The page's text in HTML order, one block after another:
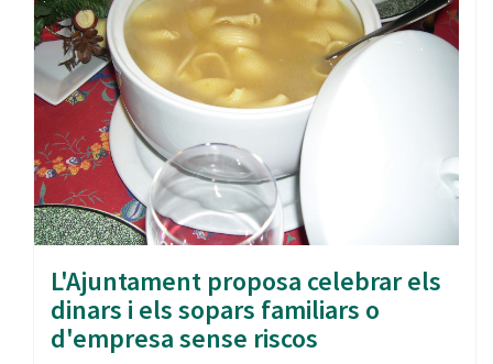
L'Ajuntament proposa celebrar els
dinars i els sopars familiars o
d'empresa sense riscos